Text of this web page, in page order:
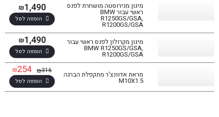
מיגון מנירוסטה מושחרת לפנס
ראשי עבור BMW
R1250GS/GSA,
R1200GS/GSA
₪1,490
הוספה לסל
מיגון מקרולון לפנס ראשי עבור
BMW R1250GS/GSA,
R1200GS/GSA
₪1,490
הוספה לסל
מראת אדוונצ'ר מתקפלת הברגה
M10X1.5
₪316
₪254
הוספה לסל סינון תוצאות
בחר דגם אופנוע